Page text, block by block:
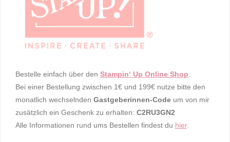
Bestelle einfach über den Stampin‘ Up Online Shop
Bei einer Bestellung zwischen 1€ und 199€ nutze bitte den
monatlich wechselnden Gastgeberinnen-Codeum von mir
zusätzlich ein Geschenk zu erhalten: C2RU3GN2
Alle Informationen rund ums Bestellen findest du hier.